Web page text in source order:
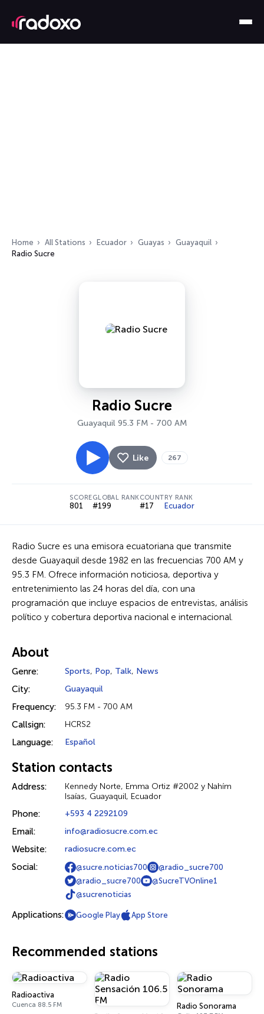
Home All Stations Ecuador Guayas
Guayaquil
Radio Sucre
Radio Sucre
Guayaquil 95.3 FM - 700 AM
Like 267
SCORE
801
GLOBAL RANK
#199
COUNTRY RANK
#17 Ecuador
Radio Sucre es una emisora ecuatoriana que transmite
desde Guayaquil desde 1982 en las frecuencias 700 AM y
95.3 FM. Ofrece información noticiosa, deportiva y
entretenimiento las 24 horas del día, con una
programación que incluye espacios de entrevistas, análisis
político y cobertura deportiva nacional e internacional.
About
Genre: Sports, Pop, Talk, News
City: Guayaquil
Frequency: 95.3 FM - 700 AM
Callsign: HCRS2
Language: Español
Station contacts
Address:
Kennedy Norte, Emma Ortiz #2002 y Nahím
Isaías, Guayaquil, Ecuador
Phone: +593 4 2292109
Email: info@radiosucre.com.ec
Website: radiosucre.com.ec
Social: @sucre.noticias700
@radio_sucre700
@radio_sucre700
@SucreTVOnline1
@sucrenoticias
Applications: Google Play App Store
Recommended stations
Radioactiva
Cuenca 88.5 FM Radio Sonorama